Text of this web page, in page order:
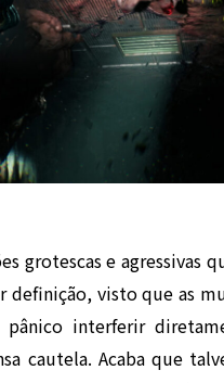
grotescas e agressivas
visto que as
interferir
cautela. Acaba que